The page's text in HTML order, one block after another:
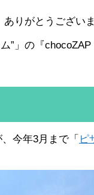
りがとうござい
”」の『
今年3月まで「 ピ